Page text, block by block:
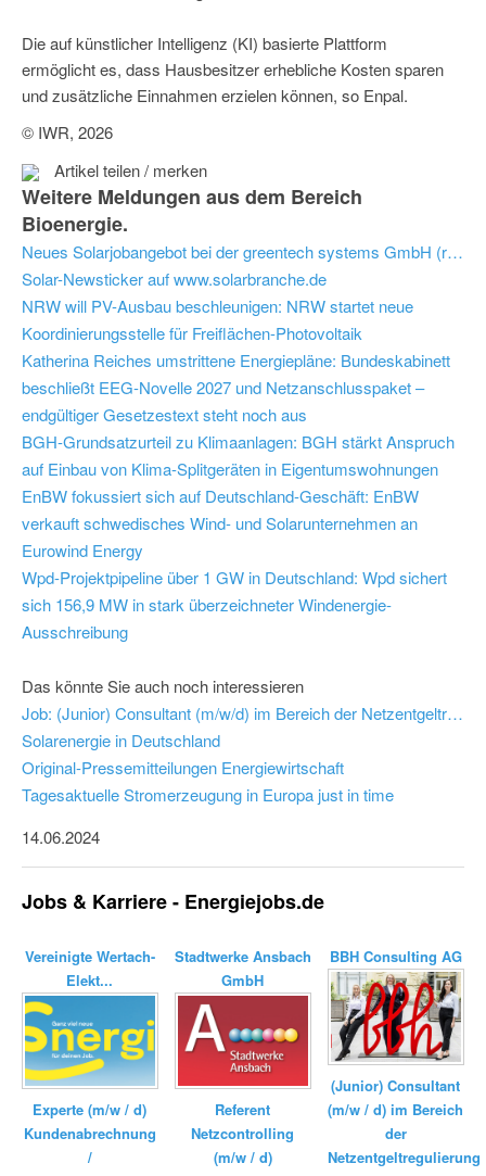
Die auf künstlicher Intelligenz (KI) basierte Plattform
ermöglicht es, dass Hausbesitzer erhebliche Kosten sparen
und zusätzliche Einnahmen erzielen können, so Enpal.
© IWR, 2026
Artikel teilen / merken
Weitere Meldungen aus dem Bereich
Bioenergie.
Neues Solarjobangebot bei der greentech systems GmbH (remote Job): Bauleiter*in Photovoltaik Südwestdeutschland
Solar-Newsticker auf www.solarbranche.de
NRW will PV-Ausbau beschleunigen: NRW startet neue
Koordinierungsstelle für Freiflächen-Photovoltaik
Katherina Reiches umstrittene Energiepläne: Bundeskabinett
beschließt EEG-Novelle 2027 und Netzanschlusspaket –
endgültiger Gesetzestext steht noch aus
BGH-Grundsatzurteil zu Klimaanlagen: BGH stärkt Anspruch
auf Einbau von Klima-Splitgeräten in Eigentumswohnungen
EnBW fokussiert sich auf Deutschland-Geschäft: EnBW
verkauft schwedisches Wind- und Solarunternehmen an
Eurowind Energy
Wpd-Projektpipeline über 1 GW in Deutschland: Wpd sichert
sich 156,9 MW in stark überzeichneter Windenergie-
Ausschreibung
Das könnte Sie auch noch interessieren
Job: (Junior) Consultant (m/w/d) im Bereich der Netzentgeltregulierung - BBH Consulting AG
Solarenergie in Deutschland
Original-Pressemitteilungen Energiewirtschaft
Tagesaktuelle Stromerzeugung in Europa just in time
14.06.2024
Jobs & Karriere - Energiejobs.de
Vereinigte Wertach-
Elekt...
Experte (m/w / d)
Kundenabrechnung
/
Stadtwerke Ansbach
GmbH
Referent
Netzcontrolling
(m/w / d)
BBH Consulting AG
(Junior) Consultant
(m/w / d) im Bereich
der
Netzentgeltregulierung